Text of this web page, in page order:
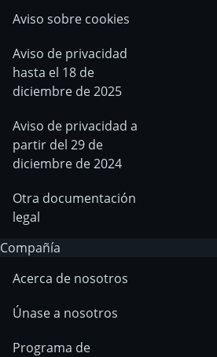
Aviso sobre cookies
Aviso de privacidad
hasta el 18 de
diciembre de 2025
Aviso de privacidad a
partir del 29 de
diciembre de 2024
Otra documentación
legal
Compañía
Acerca de nosotros
Únase a nosotros
Programa de